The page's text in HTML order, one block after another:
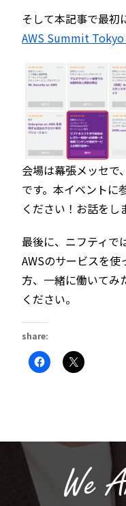
そして本記事で最初
AWS Summit
会場は幕張メッセで
です。本イベントに
ください！お話をし
最後に、ニフティで
AWSのサービスを
方、一緒に働いてみ
ください。
share:
Facebook
で
リ
ク
リ
有
(新
い
ウ
ィ
ン